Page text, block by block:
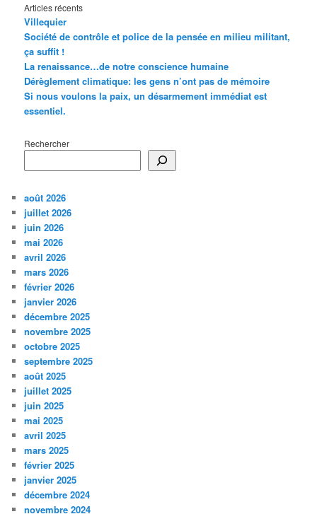
Articles récents
Villequier
Société de contrôle et police de la pensée en milieu militant,
ça suffit !
La renaissance…de notre conscience humaine
Dérèglement climatique: les gens n’ont pas de mémoire
Si nous voulons la paix, un désarmement immédiat est
essentiel.
Rechercher
août 2026
juillet 2026
juin 2026
mai 2026
avril 2026
mars 2026
février 2026
janvier 2026
décembre 2025
novembre 2025
octobre 2025
septembre 2025
août 2025
juillet 2025
juin 2025
mai 2025
avril 2025
mars 2025
février 2025
janvier 2025
décembre 2024
novembre 2024